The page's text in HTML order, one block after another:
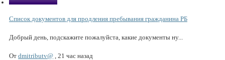
Список документов для продления пребывания гражданина РБ
Добрый день, подскажите пожалуйста, какие документы ну...
От dmitributv@ , 21 час назад